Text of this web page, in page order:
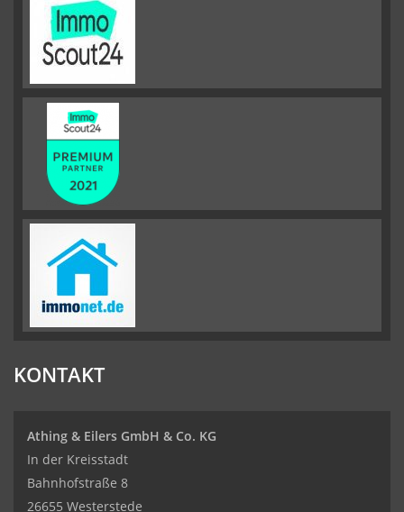
KONTAKT
Athing & Eilers GmbH & Co. KG
In der Kreisstadt
Bahnhofstraße 8
26655 Westerstede